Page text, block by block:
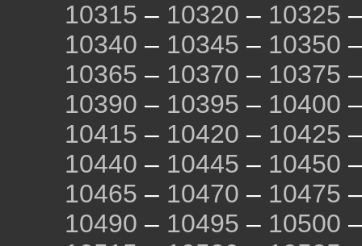
10315 – 10320 – 10325
10340 – 10345 – 10350
10365 – 10370 – 10375
10390 – 10395 – 10400
10415 – 10420 – 10425
10440 – 10445 – 10450
10465 – 10470 – 10475
10490 – 10495 – 10500